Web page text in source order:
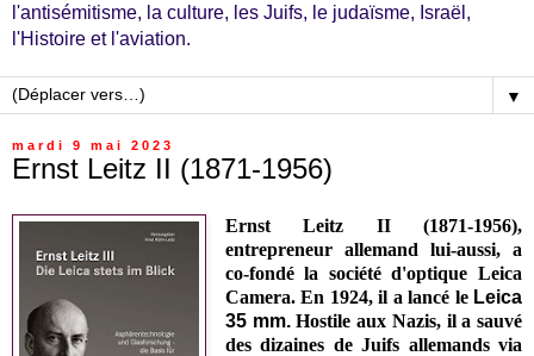
l'antisémitisme, la culture, les Juifs, le judaïsme, Israël,
l'Histoire et l'aviation.
▼
mardi 9 mai 2023
Ernst Leitz II (1871-1956)
Ernst Leitz II (1871-1956),
entrepreneur allemand lui-aussi, a
co-fondé la société d'optique Leica
Camera. En 1924, il a lancé le Leica
35 mm.Hostile aux Nazis, il a sauvé
des dizaines de Juifs allemands via